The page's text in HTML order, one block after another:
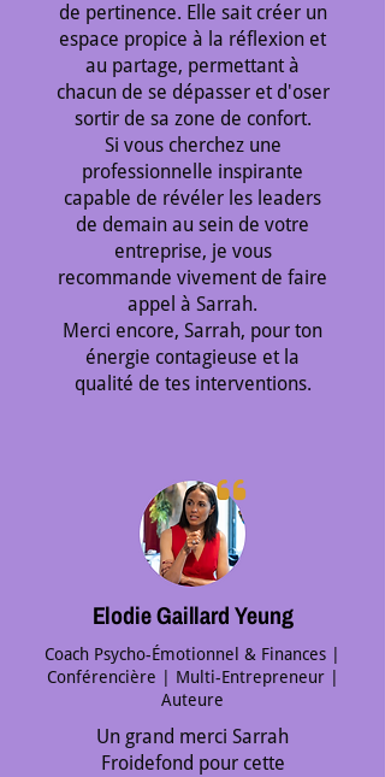
de pertinence. Elle sait créer un
espace propice à la réflexion et
au partage, permettant à
chacun de se dépasser et d'oser
sortir de sa zone de confort.
Si vous cherchez une
professionnelle inspirante
capable de révéler les leaders
de demain au sein de votre
entreprise, je vous
recommande vivement de faire
appel à Sarrah.
Merci encore, Sarrah, pour ton
énergie contagieuse et la
qualité de tes interventions.
Elodie Gaillard Yeung
Coach Psycho-Émotionnel & Finances |
Conférencière | Multi-Entrepreneur |
Auteure
Un grand merci Sarrah
Froidefond pour cette